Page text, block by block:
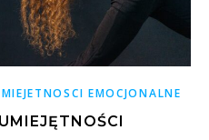
EMOCJONALNE